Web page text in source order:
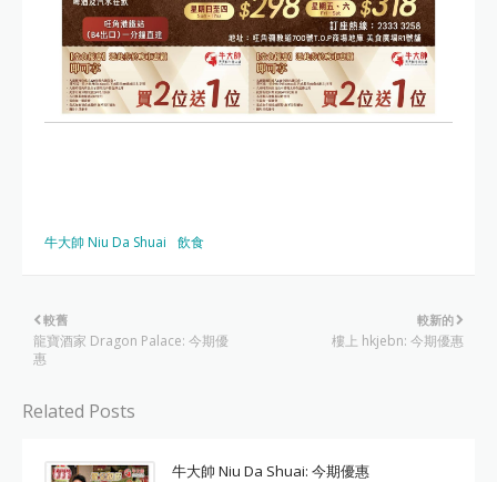
牛大帥 Niu Da Shuai 飲食
較新的
樓上 hkjebn: 今期優惠
較舊
龍寶酒家 Dragon Palace: 今期優
惠
Related Posts
牛大帥 Niu Da Shuai: 今期優惠